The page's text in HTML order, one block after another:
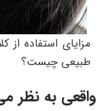
مزایای استفاده
طبیعی چیست؟
واقعی به نظر